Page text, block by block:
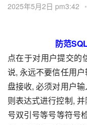
2025年5月2日 pm3:42 •
防范
点在于对用户提交的
说, 永远不要信任用
盘接收, 必须对用户
则表达式进行控制,
号双引号等号等符号